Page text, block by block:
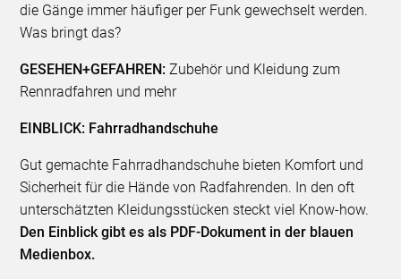
die Gänge immer häufiger per Funk gewechselt werden.
Was bringt das?
GESEHEN+GEFAHREN: Zubehör und Kleidung zum
Rennradfahren und mehr
EINBLICK: Fahrradhandschuhe
Gut gemachte Fahrradhandschuhe bieten Komfort und
Sicherheit für die Hände von Radfahrenden. In den oft
unterschätzten Kleidungsstücken steckt viel Know-how.
Den Einblick gibt es als PDF-Dokument in der blauen
Medienbox.